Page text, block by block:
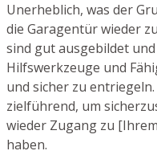
Unerheblich, was der
die Garagentür wieder
sind gut ausgebildet
Hilfswerkzeuge und
und sicher zu
zielführend, um
wieder Zugang zu
haben.